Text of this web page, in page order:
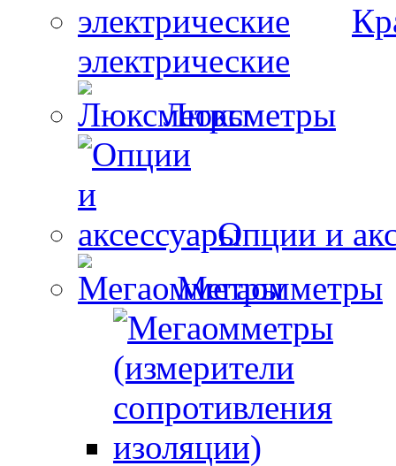
электрические
Люксметры
Опции и
Мегаомметры